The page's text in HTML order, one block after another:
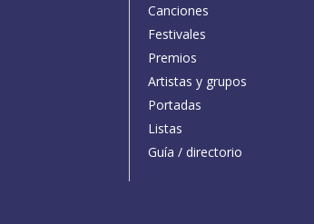
Canciones
Festivales
Premios
Artistas y grupos
Portadas
Listas
Guía / directorio